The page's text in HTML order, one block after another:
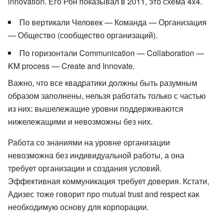
По вертикали Человек — Команда — Организация
— Общество (сообщество организаций).
По горизонтали Communication — Collaboration —
KM process — Create and Innovate.
Важно, что все квадратики должны быть разумным
образом заполнены, нельзя работать только с частью
из них: вышележащие уровни поддерживаются
нижележащими и невозможны без них.
Работа со знаниями на уровне организации
невозможна без индивидуальной работы, а она
требует организации и создания условий.
Эффективная коммуникация требует доверия. Кстати,
Адизес тоже говорит про mutual trust and respect как
необходимую основу для корпорации.